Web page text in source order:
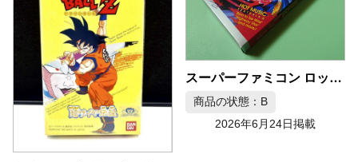
スーパーファミコン ロックンロールレーシング
商品の状態：B
2026年6月24日掲載